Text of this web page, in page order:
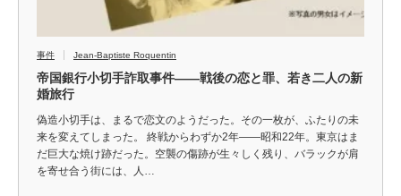
事件 Jean-Baptiste Roquentin
帝国銀行小切手詐取事件――戦後の恋と罪、若き二人の新
婚旅行
偽造小切手は、まるで恋文のようだった。その一枚が、ふたりの未
来を変えてしまった。 終戦からわずか2年――昭和22年。東京はま
だ巨大な焼け跡だった。空襲の傷跡が生々しく残り、バラックが肩
を寄せ合う街には、人…